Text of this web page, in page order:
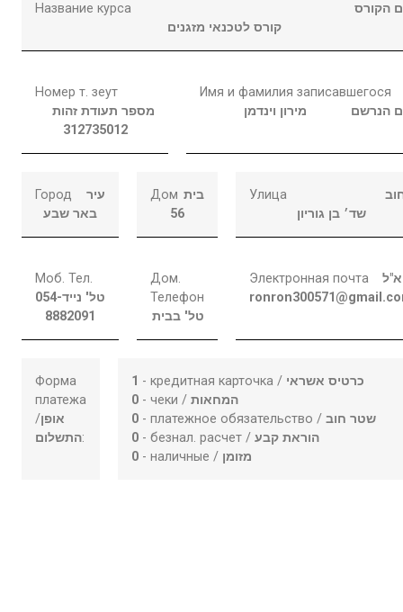
Название курса
הקורס
קורס לטכנאי מזגנים
Номер т. зеут
מספר תעודת זהות
312735012
Имя и фамилия записавшегося
הנרשם
מירון וינדמן
Город
עיר
באר שבע
Дом בית
56
Улица
שד׳ בן גוריון
Моб. Тел.
טל' נייד054-
8882091
Дом.
Телефон
טל' בבית
Электронная почта
Форма
платежа
/אופן
התשלום:
1 - кредитная карточка / כרטיס אשראי
0 - чеки /המחאות
0 - платежное обязательство /שטר חוב
0 - безнал. расчет /הוראת קבע
0 - наличные / מזומן